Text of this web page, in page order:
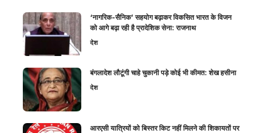
‘नागरिक-सैनिक’ सहयोग बढ़ाकर विकसित भारत के विजन
को आगे बढ़ा रही है प्रादेशिक सेना: राजनाथ
देश
बंगलादेश लौटूंगी चाहे चुकानी पड़े कोई भी कीमत: शेख हसीना
देश
आरएसी यात्रियों को बिस्तर किट नहीं मिलने की शिकायतों पर